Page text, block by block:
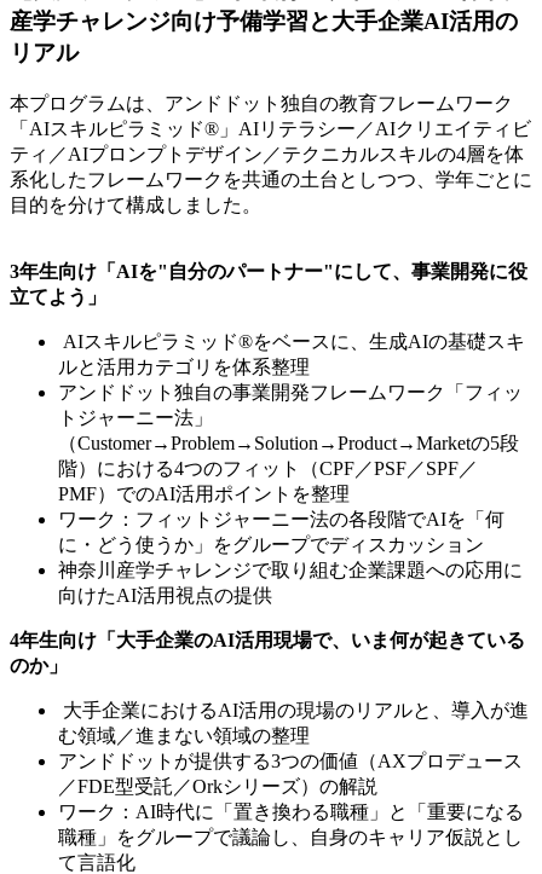
産学チャレンジ向け予備学習と大手企業AI活用の
リアル
本プログラムは、アンドドット独自の教育フレームワーク
「AIスキルピラミッド®」AIリテラシー／AIクリエイティビ
ティ／AIプロンプトデザイン／テクニカルスキルの4層を体
系化したフレームワークを共通の土台としつつ、学年ごとに
目的を分けて構成しました。
3年生向け「AIを"自分のパートナー"にして、事業開発に役
立てよう」
AIスキルピラミッド®をベースに、生成AIの基礎スキ
ルと活用カテゴリを体系整理
アンドドット独自の事業開発フレームワーク「フィッ
トジャーニー法」
（Customer→Problem→Solution→Product→Marketの5段
階）における4つのフィット（CPF／PSF／SPF／
PMF）でのAI活用ポイントを整理
ワーク：フィットジャーニー法の各段階でAIを「何
に・どう使うか」をグループでディスカッション
神奈川産学チャレンジで取り組む企業課題への応用に
向けたAI活用視点の提供
4年生向け「大手企業のAI活用現場で、いま何が起きている
のか」
大手企業におけるAI活用の現場のリアルと、導入が進
む領域／進まない領域の整理
アンドドットが提供する3つの価値（AXプロデュース
／FDE型受託／Orkシリーズ）の解説
ワーク：AI時代に「置き換わる職種」と「重要になる
職種」をグループで議論し、自身のキャリア仮説とし
て言語化